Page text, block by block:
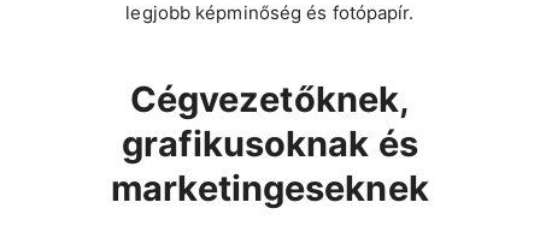
legjobb képminőség és fotópapír.
Cégvezetőknek,
grafikusoknak és
marketingeseknek